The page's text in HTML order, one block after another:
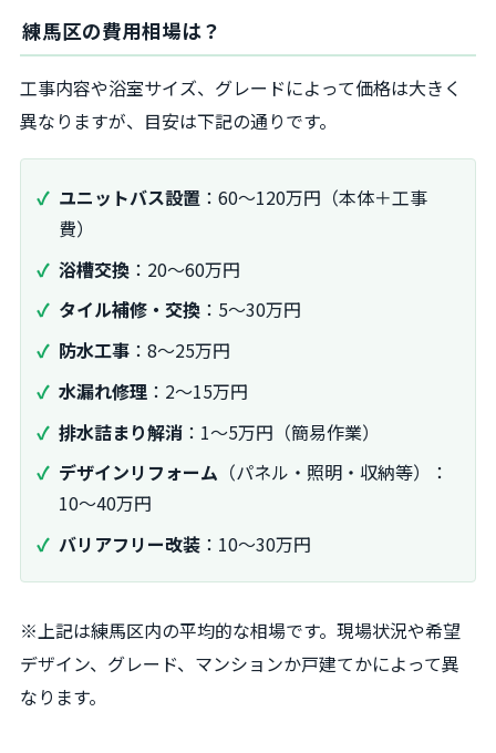
練馬区の費用相場は？
工事内容や浴室サイズ、グレードによって価格は大きく
異なりますが、目安は下記の通りです。
ユニットバス設置 ：60～120万円（本体＋工事
費）
浴槽交換 ：20～60万円
タイル補修・交換 ：5～30万円
防水工事 ：8～25万円
水漏れ修理 ：2～15万円
排水詰まり解消 ：1～5万円（簡易作業）
デザインリフォーム （パネル・照明・収納等）：
10～40万円
バリアフリー改装 ：10～30万円
※上記は練馬区内の平均的な相場です。現場状況や希望
デザイン、グレード、マンションか戸建てかによって異
なります。